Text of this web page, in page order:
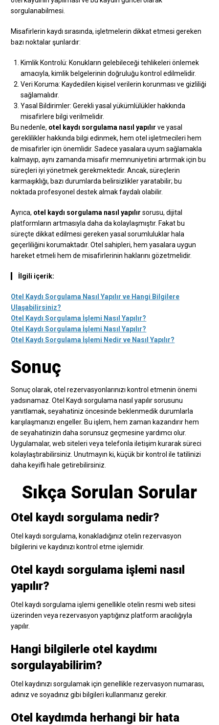
sorgulanabilmesi.
Misafirlerin kaydı sırasında, işletmelerin dikkat etmesi gereken
bazı noktalar şunlardır:
Kimlik Kontrolü: Konukların gelebileceği tehlikeleri önlemek
amacıyla, kimlik belgelerinin doğruluğu kontrol edilmelidir.
Veri Koruma: Kaydedilen kişisel verilerin korunması ve gizliliği
sağlamalıdır.
Yasal Bildirimler: Gerekli yasal yükümlülükler hakkında
misafirlere bilgi verilmelidir.
Bu nedenle, otel kaydı sorgulama nasıl yapılır ve yasal
gereklilikler hakkında bilgi edinmek, hem otel işletmecileri hem
de misafirler için önemlidir. Sadece yasalara uyum sağlamakla
kalmayıp, aynı zamanda misafir memnuniyetini artırmak için bu
süreçleri iyi yönetmek gerekmektedir. Ancak, süreçlerin
karmaşıklığı, bazı durumlarda belirsizlikler yaratabilir; bu
noktada profesyonel destek almak faydalı olabilir.
Ayrıca, otel kaydı sorgulama nasıl yapılır sorusu, dijital
platformların artmasıyla daha da kolaylaşmıştır. Fakat bu
süreçte dikkat edilmesi gereken yasal sorumluluklar hala
geçerliliğini korumaktadır. Otel sahipleri, hem yasalara uygun
hareket etmeli hem de misafirlerinin haklarını gözetmelidir.
İlgili içerik:
Otel Kaydı Sorgulama Nasıl Yapılır ve Hangi Bilgilere
Ulaşabilirsiniz?
Otel Kaydı Sorgulama İşlemi Nasıl Yapılır?
Otel Kaydı Sorgulama İşlemi Nasıl Yapılır?
Otel Kaydı Sorgulama İşlemi Nedir ve Nasıl Yapılır?
Sonuç
Sonuç olarak, otel rezervasyonlarınızı kontrol etmenin önemi
yadsınamaz. Otel Kaydı sorgulama nasıl yapılır sorusunu
yanıtlamak, seyahatiniz öncesinde beklenmedik durumlarla
karşılaşmanızı engeller. Bu işlem, hem zaman kazandırır hem
de seyahatinizin daha sorunsuz geçmesine yardımcı olur.
Uygulamalar, web siteleri veya telefonla iletişim kurarak süreci
kolaylaştırabilirsiniz. Unutmayın ki, küçük bir kontrol ile tatilinizi
daha keyifli hale getirebilirsiniz.
Sıkça Sorulan Sorular
Otel kaydı sorgulama nedir?
Otel kaydı sorgulama, konakladığınız otelin rezervasyon
bilgilerini ve kaydınızı kontrol etme işlemidir.
Otel kaydı sorgulama işlemi nasıl
yapılır?
Otel kaydı sorgulama işlemi genellikle otelin resmi web sitesi
üzerinden veya rezervasyon yaptığınız platform aracılığıyla
yapılır.
Hangi bilgilerle otel kaydımı
sorgulayabilirim?
Otel kaydınızı sorgulamak için genellikle rezervasyon numarası,
adınız ve soyadınız gibi bilgileri kullanmanız gerekir.
Otel kaydımda herhangi bir hata